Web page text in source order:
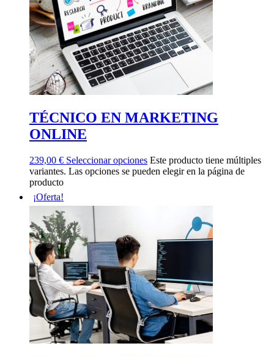
TÉCNICO EN MARKETING
ONLINE
239,00 € Seleccionar opciones Este producto tiene múltiples
variantes. Las opciones se pueden elegir en la página de
producto
¡Oferta!